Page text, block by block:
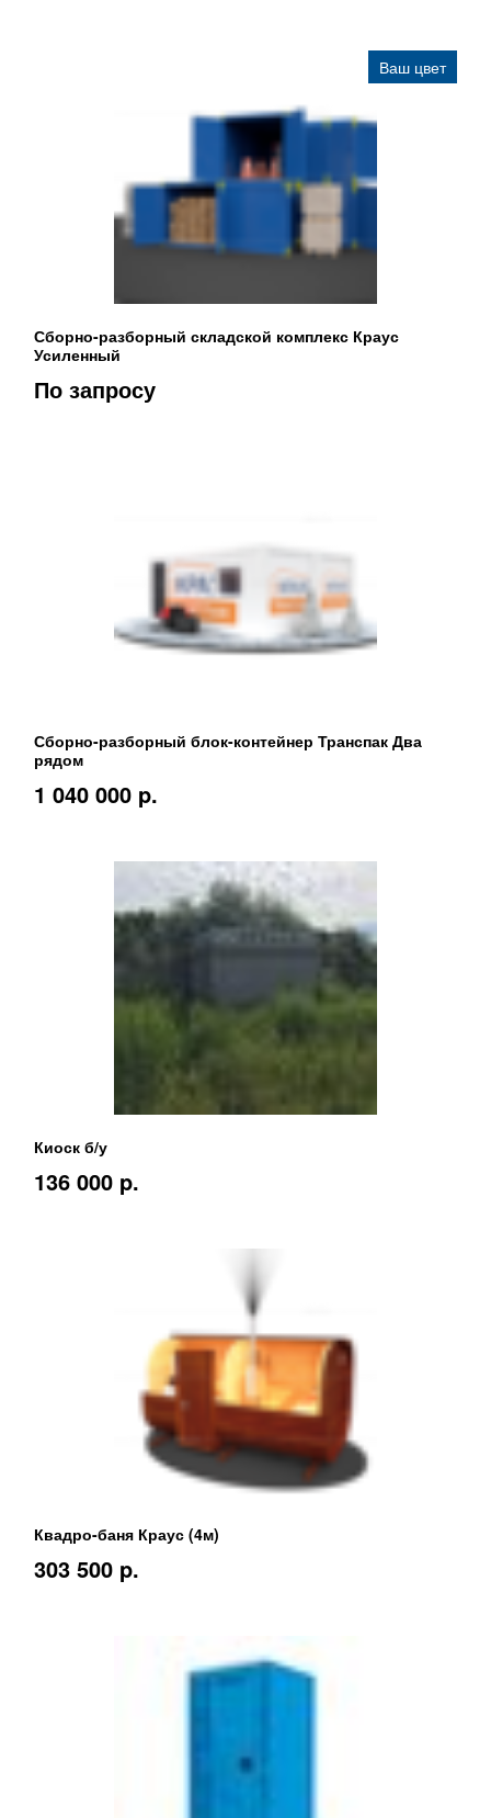
Ваш цвет
Сборно-разборный складской комплекс Краус
Усиленный
По запросу
Сборно-разборный блок-контейнер Транспак Два
рядом
1 040 000 p.
Киоск б/у
136 000 p.
Квадро-баня Краус (4м)
303 500 p.